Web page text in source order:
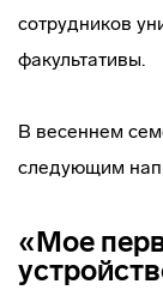
сотрудников
факультативы.
В весеннем
следующим
«Мое